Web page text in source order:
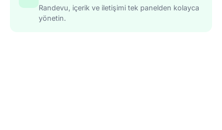
Randevu, içerik ve iletişimi tek panelden kolayca
yönetin.